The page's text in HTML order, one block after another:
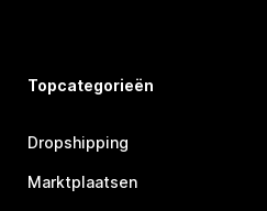
Topcategorieën
Dropshipping
Marktplaatsen